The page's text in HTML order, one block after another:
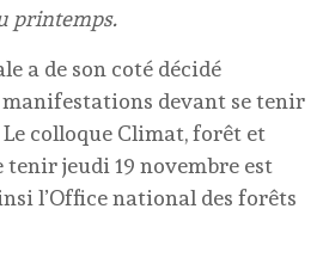
printemps.
a de son coté décidé
manifestations devant se tenir
Le colloque Climat, forêt et
tenir jeudi 19 novembre est
l’Office national des forêts